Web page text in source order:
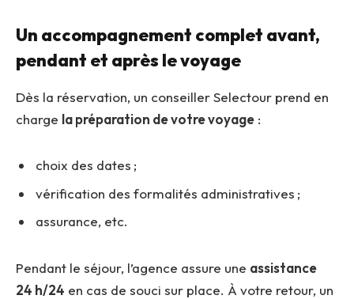
Un accompagnement complet avant,
pendant et après le voyage
Dès la réservation, un conseiller Selectour prend en
charge la préparation de votre voyage :
choix des dates ;
vérification des formalités administratives ;
assurance, etc.
Pendant le séjour, l’agence assure une assistance
24 h/24 en cas de souci sur place. À votre retour, un